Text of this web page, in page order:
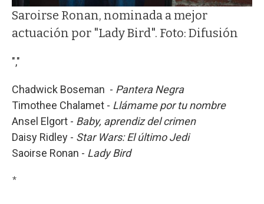
Saroirse Ronan, nominada a mejor
actuación por "Lady Bird". Foto: Difusión
","
Chadwick Boseman - Pantera Negra
Timothee Chalamet - Llámame por tu nombre
Ansel Elgort - Baby, aprendiz del crimen
Daisy Ridley - Star Wars: El último Jedi
Saoirse Ronan - Lady Bird
*